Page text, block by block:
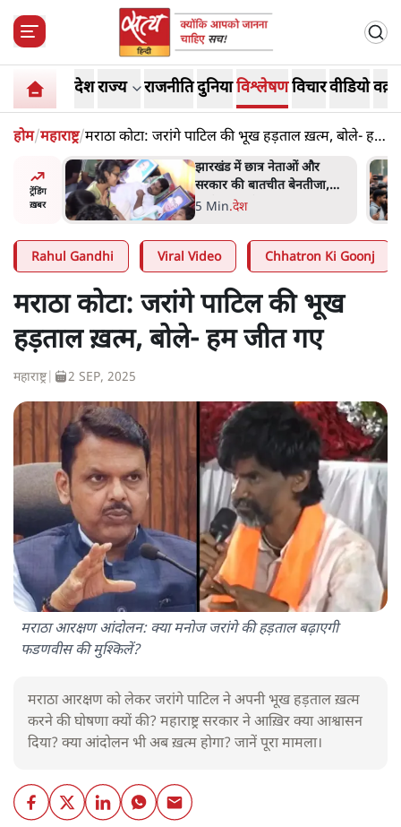
देशराज्य राजनीतिदुनियाविश्लेषणविचारवीडियो
होम/महाराष्ट्र/मराठा कोटा: जरांगे पाटिल की भूख हड़ताल ख़त्म, बोले- हम
जीत गए
ट्रेंडिंग
ख़बर
' अंडों
सेनानी
झारखंड में छात्र नेताओं और
सरकार की बातचीत बेनतीजा,
आंदोलन जारी
5 Min.देश
Rahul Gandhi Viral Video Chhatron Ki Goonj
मराठा कोटा: जरांगे पाटिल की भूख
हड़ताल ख़त्म, बोले- हम जीत गए
महाराष्ट्र| 2 SEP, 2025
मराठा आरक्षण आंदोलन: क्या मनोज जरांगे की हड़ताल बढ़ाएगी
फडणवीस की मुश्किलें?
मराठा आरक्षण को लेकर जरांगे पाटिल ने अपनी भूख हड़ताल ख़त्म
करने की घोषणा क्यों की? महाराष्ट्र सरकार ने आख़िर क्या आश्वासन
दिया? क्या आंदोलन भी अब ख़त्म होगा? जानें पूरा मामला।